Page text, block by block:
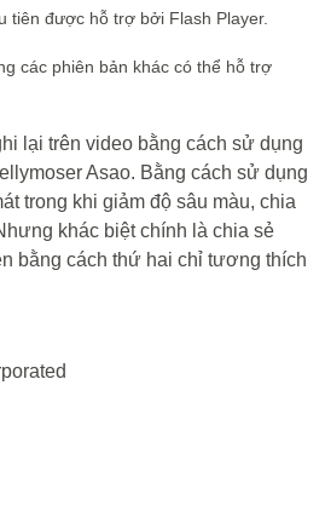
tiên được hỗ trợ bởi Flash Player.
các phiên bản khác có thể hỗ trợ
lại trên video bằng cách sử dụng
Asao. Bằng cách sử dụng
trong khi giảm độ sâu màu, chia
khác biệt chính là chia sẻ
bằng cách thứ hai chỉ tương thích